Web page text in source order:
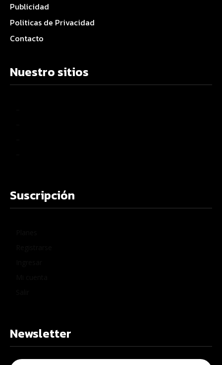
Publicidad
Politicas de Privacidad
Contacto
Nuestro sitios
Suscripción
Newsletter